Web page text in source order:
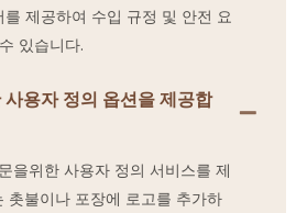
제공하여 수입 규정 및 안전 요
있습니다.
용자 정의 옵션을 제공합
을위한 사용자 정의 서비스를 제
촛불이나 포장에 로고를 추가하